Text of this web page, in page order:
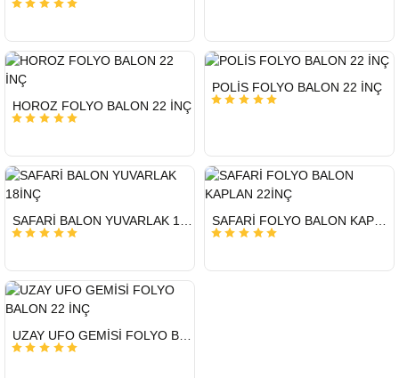
HIZLI
GÖNDERİ
HOROZ FOLYO BALON 22 İNÇ
HIZLI
GÖNDERİ
POLİS FOLYO BALON 22 İNÇ
HIZLI
GÖNDERİ
SAFARİ BALON YUVARLAK 18İNÇ
HIZLI
GÖNDERİ
SAFARİ FOLYO BALON KAPLAN 22İNÇ
HIZLI
GÖNDERİ
UZAY UFO GEMİSİ FOLYO BALON 22 İNÇ